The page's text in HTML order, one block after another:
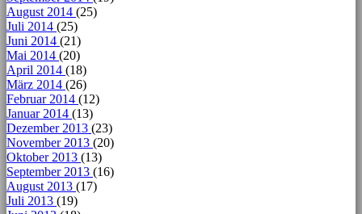
August 2014 (25)
Juli 2014 (25)
Juni 2014 (21)
Mai 2014 (20)
April 2014 (18)
März 2014 (26)
Februar 2014 (12)
Januar 2014 (13)
Dezember 2013 (23)
November 2013 (20)
Oktober 2013 (13)
September 2013 (16)
August 2013 (17)
Juli 2013 (19)